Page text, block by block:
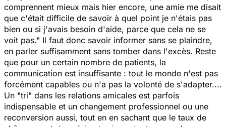
comprennent mieux mais hier encore, une amie me disait
que c'était difficile de savoir à quel point je n'étais pas
bien ou si j'avais besoin d'aide, parce que cela ne se
voit pas." Il faut donc savoir informer sans se plaindre,
en parler suffisamment sans tomber dans l'excès. Reste
que pour un certain nombre de patients, la
communication est insuffisante : tout le monde n'est pas
forcément capables ou n'a pas la volonté de s'adapter....
Un "tri" dans les relations amicales est parfois
indispensable et un changement professionnel ou une
reconversion aussi, tout en en sachant que le taux de